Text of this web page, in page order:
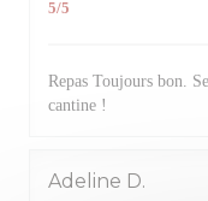
5/5
Repas Toujours bon.
cantine !
Adeline D